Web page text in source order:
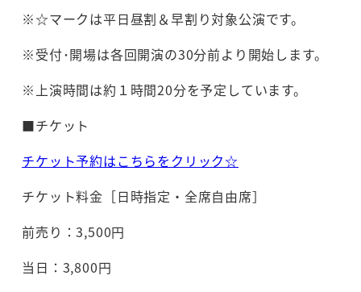
※☆マークは平日昼割＆早割り対象公演です。
※受付･開場は各回開演の30分前より開始します。
※上演時間は約１時間20分を予定しています。
■チケット
チケット予約はこちらをクリック☆
チケット料金［日時指定・全席自由席］
前売り：3,500円
当日：3,800円